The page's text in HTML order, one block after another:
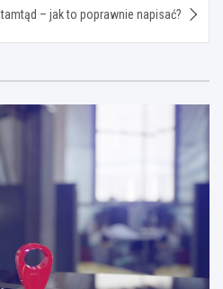
– jak to poprawnie napisać?